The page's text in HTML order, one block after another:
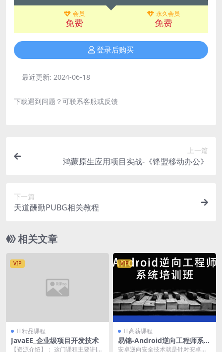
会员
免费
永久会员
免费
登录后购买
最近更新: 2024-06-18
下载遇到问题？可联系客服或反馈
上一篇
鸿蒙原生应用项目实战-《锋盟移动办公》
下一篇
天道酬勤PUBG相关教程
相关文章
VIP
IT精品课程
JavaEE_企业级项目开发技术
【资源介绍】： 这门课程主要讲Jav
VIP
IT高薪课程
易锦-Android逆向工程师系统
培训（11期）| 完结
安卓逆向安全技术就是针对安卓手